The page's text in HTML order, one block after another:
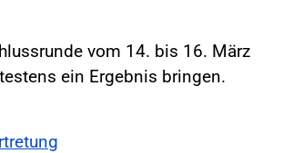
vom 14. bis 16. März
ein Ergebnis bringen.